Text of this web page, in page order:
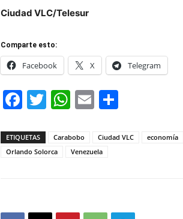
Ciudad VLC/Telesur
Comparte esto:
Facebook X Telegram
Facebook
Twitter
WhatsApp
Email
ETIQUETAS Carabobo Ciudad VLC economía
Orlando Solorca
Venezuela